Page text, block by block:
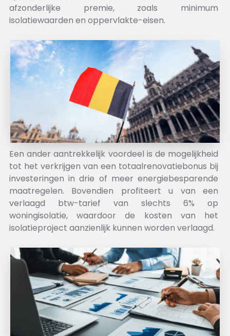
afzonderlijke premie, zoals minimum
isolatiewaarden en oppervlakte-eisen.
Een ander aantrekkelijk voordeel is de mogelijkheid
tot het verkrijgen van een totaalrenovatiebonus bij
investeringen in drie of meer energiebesparende
maatregelen. Bovendien profiteert u van een
verlaagd btw-tarief van slechts 6% op
woningisolatie, waardoor de kosten van het
isolatieproject aanzienlijk kunnen worden verlaagd.